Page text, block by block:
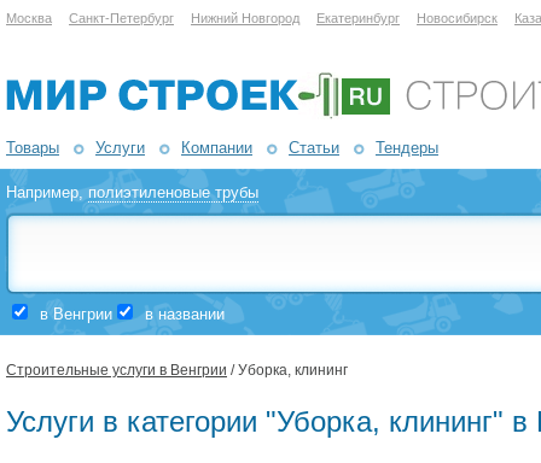
Москва Санкт-Петербург Нижний Новгород Екатеринбург Новосибирск
Товары Услуги Компании Статьи Тендеры
Например,полиэтиленовые трубы
в Венгрии в названии
Строительные услуги в Венгрии / Уборка, клининг
Услуги в категории "Уборка, клининг" в